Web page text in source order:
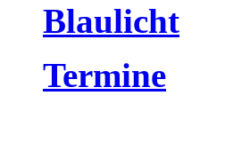
Blaulicht
Termine